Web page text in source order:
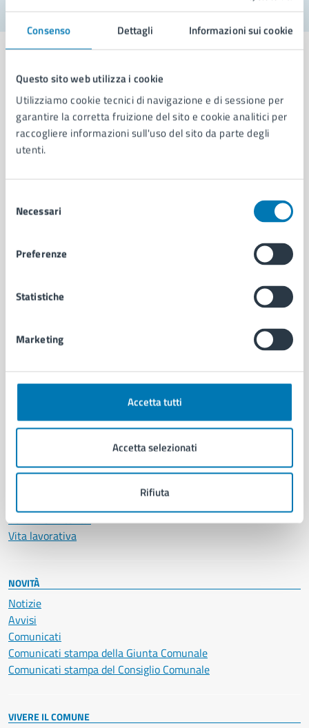
Consenso Dettagli Informazioni sui cookie
Questo sito web utilizza i cookie
Utilizziamo cookie tecnici di navigazione e di sessione per
garantire la corretta fruizione del sito e cookie analitici per
raccogliere informazioni sull'uso del sito da parte degli
utenti.
delNecessari
Preferenze
Statistiche
Marketing
Accetta tutti
Accetta selezionati
Rifiuta
Comune di Napoli
AMMINISTRAZIONE
Municipalità
Uffici
Politici
Intranet, posta aziendale e protocollo
CATEGORIE DI SERVIZIO
Anagrafe e stato civile
Cultura e tempo libero
Educazione e formazione
Giustizia e sicurezza pubblica
Servizi Cimiteriali
Vita lavorativa
NOVITÀ
Notizie
Avvisi
Comunicati
Comunicati stampa della Giunta Comunale
Comunicati stampa del Consiglio Comunale
VIVERE IL COMUNE